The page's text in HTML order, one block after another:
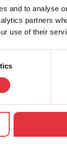
and to analyse
partners
use of their
av
för att
redan